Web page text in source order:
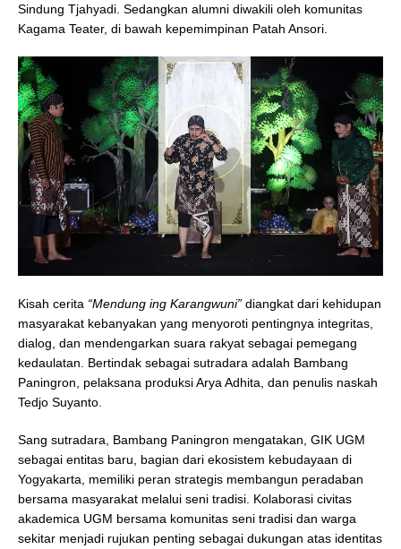
Sindung Tjahyadi. Sedangkan alumni diwakili oleh komunitas
Kagama Teater, di bawah kepemimpinan Patah Ansori.
Kisah cerita “Mendung ing Karangwuni” diangkat dari kehidupan
masyarakat kebanyakan yang menyoroti pentingnya integritas,
dialog, dan mendengarkan suara rakyat sebagai pemegang
kedaulatan. Bertindak sebagai sutradara adalah Bambang
Paningron, pelaksana produksi Arya Adhita, dan penulis naskah
Tedjo Suyanto.
Sang sutradara, Bambang Paningron mengatakan, GIK UGM
sebagai entitas baru, bagian dari ekosistem kebudayaan di
Yogyakarta, memiliki peran strategis membangun peradaban
bersama masyarakat melalui seni tradisi. Kolaborasi civitas
akademica UGM bersama komunitas seni tradisi dan warga
sekitar menjadi rujukan penting sebagai dukungan atas identitas